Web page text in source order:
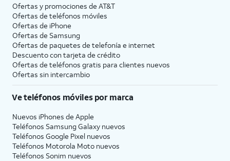
Ofertas y promociones de AT&T
Ofertas de teléfonos móviles
Ofertas de iPhone
Ofertas de Samsung
Ofertas de paquetes de telefonía e internet
Descuento con tarjeta de crédito
Ofertas de teléfonos gratis para clientes nuevos
Ofertas sin intercambio
Ve teléfonos móviles por marca
Nuevos iPhones de Apple
Teléfonos Samsung Galaxy nuevos
Teléfonos Google Pixel nuevos
Teléfonos Motorola Moto nuevos
Teléfonos Sonim nuevos